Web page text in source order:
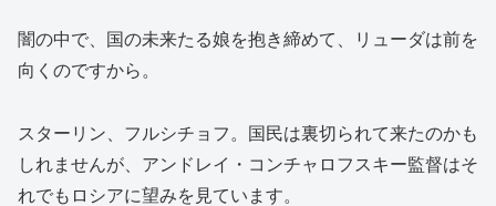
闇の中で、国の未来たる娘を抱き締めて、リューダは前を
向くのですから。
スターリン、フルシチョフ。国民は裏切られて来たのかも
しれませんが、アンドレイ・コンチャロフスキー監督はそ
れでもロシアに望みを見ています。